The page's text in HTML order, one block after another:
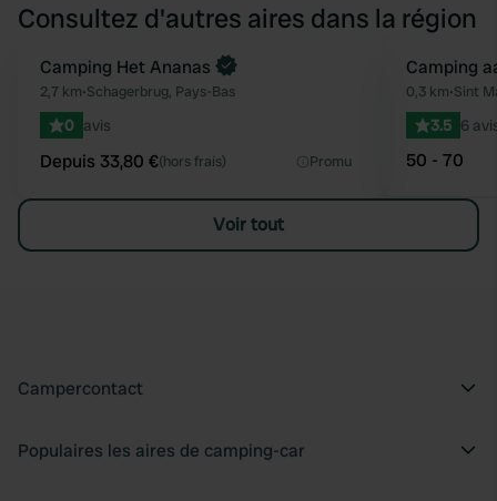
Consultez d'autres aires dans la région
Préféré
Reserve maintenant
Camping Het Ananas
2,7 km•Schagerbrug, Pays-Bas
0 avis
Depuis 33,80 €(hors frais) Promu
Camping
0,3 km•Sint
3.5 6
50 - 70
Voir tout
Campercontact
Populaires les aires de camping-car